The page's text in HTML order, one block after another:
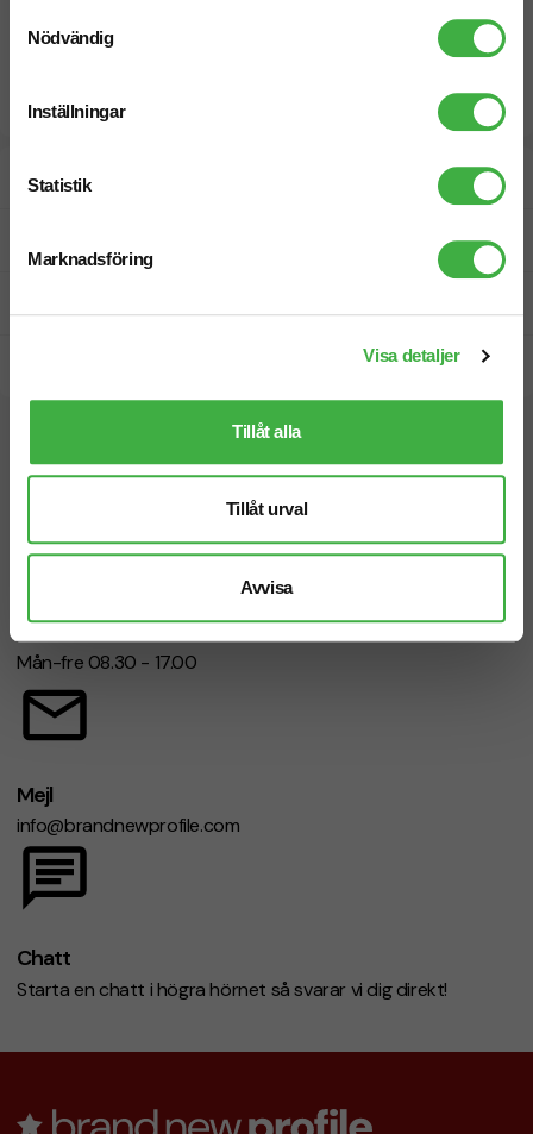
Nödvändig
Inställningar
Statistik
Marknadsföring
Visa detaljer
Tillåt alla
Tillåt urval
Avvisa
Designskiss inom 1 h
Telefon: 019-760 65 00
Mån-fre 08.30 - 17.00
Mejl
info@brandnewprofile.com
Chatt
Starta en chatt i högra hörnet så svarar vi dig direkt!